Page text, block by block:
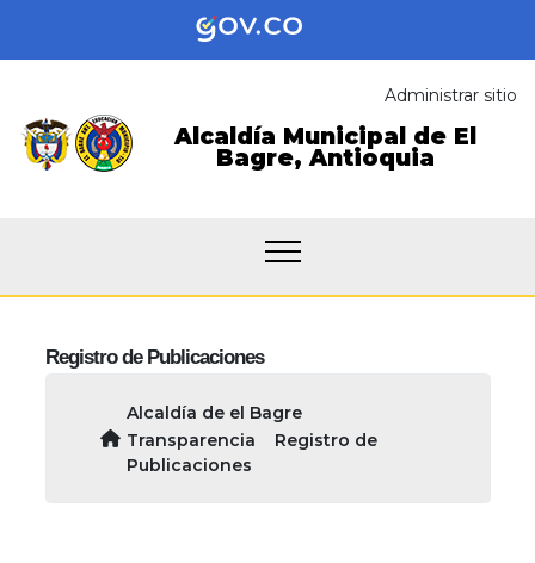
Administrar sitio
Alcaldía Municipal de El
Bagre,Antioquia
Registro de Publicaciones
Alcaldía de el Bagre
Transparencia
Registro de
Publicaciones